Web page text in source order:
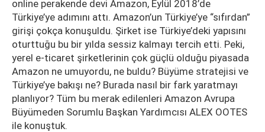
online perakende devi Amazon, Eylül 2018’de
Türkiye’ye adımını attı. Amazon’un Türkiye’ye “sıfırdan”
girişi çokça konuşuldu. Şirket ise Türkiye’deki yapısını
oturttuğu bu bir yılda sessiz kalmayı tercih etti. Peki,
yerel e-ticaret şirketlerinin çok güçlü olduğu piyasada
Amazon ne umuyordu, ne buldu? Büyüme stratejisi ve
Türkiye’ye bakışı ne? Burada nasıl bir fark yaratmayı
planlıyor? Tüm bu merak edilenleri Amazon Avrupa
Büyümeden Sorumlu Başkan Yardımcısı ALEX OOTES
ile konuştuk.